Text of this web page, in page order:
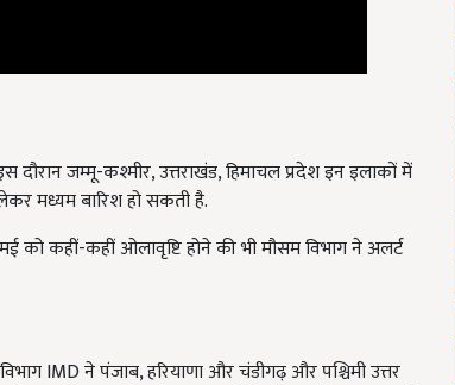
दौरान जम्मू-कश्मीर, उत्तराखंड, हिमाचल प्रदेश इन इलाकों में
मध्यम बारिश हो सकती है.
कहीं-कहीं ओलावृष्टि होने की भी मौसम विभाग ने अलर्ट
IMD ने
पूर्वी उत्तर प्रदेश में 25–29 मई के दौरान और राजस्थान में